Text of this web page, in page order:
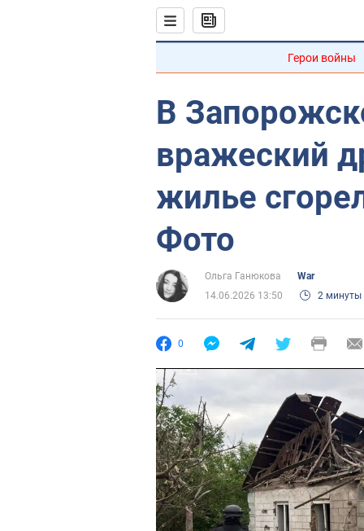
Герои войны
В
вражеский
жилье
Фото
Ольга Ганюкова
War
14.06.2026 13:50
2 минуты
0